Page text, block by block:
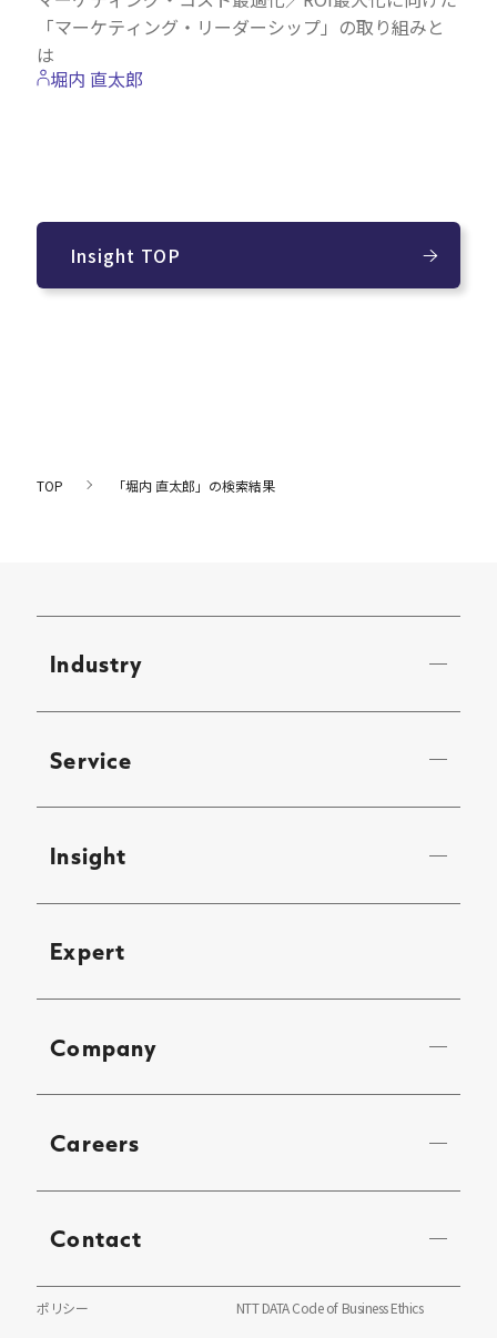
「マーケティング・リーダーシップ」の取り組みと
は
堀内 直太郎
Insight TOP
TOP 「堀内 直太郎」の検索結果
Industry
Service
Insight
Expert
Company
Careers
Contact
ポリシー NTT DATA Code of Business Ethics